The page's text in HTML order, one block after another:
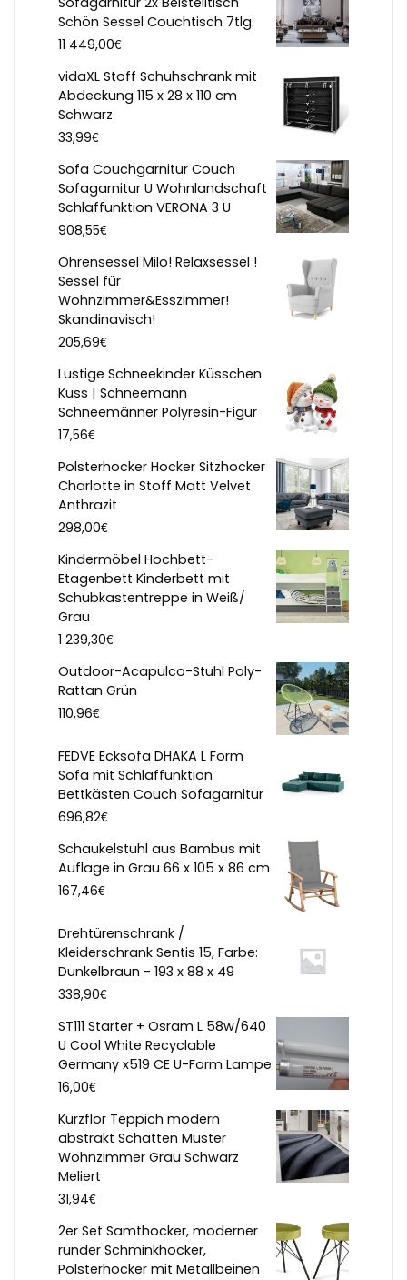
Schön Sessel Couchtisch 7tlg.
11 449,00€
vidaXL Stoff Schuhschrank mit
Abdeckung 115 x 28 x 110 cm
Schwarz
33,99€
Sofa Couchgarnitur Couch
Sofagarnitur U Wohnlandschaft
Schlaffunktion VERONA 3 U
908,55€
Ohrensessel Milo! Relaxsessel !
Sessel für
Wohnzimmer&Esszimmer!
Skandinavisch!
205,69€
Lustige Schneekinder Küsschen
Kuss | Schneemann
Schneemänner Polyresin-Figur
17,56€
Polsterhocker Hocker Sitzhocker
Charlotte in Stoff Matt Velvet
Anthrazit
298,00€
Kindermöbel Hochbett-
Etagenbett Kinderbett mit
Schubkastentreppe in Weiß/
Grau
1 239,30€
Outdoor-Acapulco-Stuhl Poly-
Rattan Grün
110,96€
FEDVE Ecksofa DHAKA L Form
Sofa mit Schlaffunktion
Bettkästen Couch Sofagarnitur
696,82€
Schaukelstuhl aus Bambus mit
Auflage in Grau 66 x 105 x 86 cm
167,46€
Drehtürenschrank /
Kleiderschrank Sentis 15, Farbe:
Dunkelbraun - 193 x 88 x 49
338,90€
ST111 Starter + Osram L 58w/640
U Cool White Recyclable
Germany x519 CE U-Form Lampe
16,00€
Kurzflor Teppich modern
abstrakt Schatten Muster
Wohnzimmer Grau Schwarz
Meliert
31,94€
2er Set Samthocker, moderner
runder Schminkhocker,
Polsterhocker mit Metallbeinen